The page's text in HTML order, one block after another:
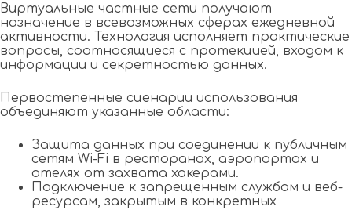
Виртуальные частные сети получают
назначение в всевозможных сферах ежедневной
активности. Технология исполняет практические
вопросы, соотносящиеся с протекцией, входом к
информации и секретностью данных.
Первостепенные сценарии использования
объединяют указанные области:
Защита данных при соединении к публичным
сетям Wi-Fi в ресторанах, аэропортах и
отелях от захвата хакерами.
Подключение к запрещенным службам и веб-
ресурсам, закрытым в конкретных